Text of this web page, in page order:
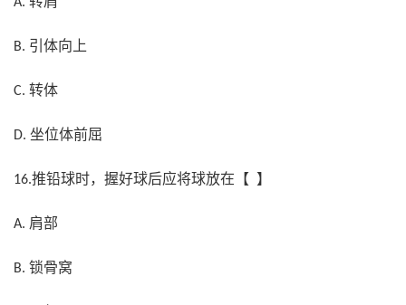
B. 引体向上
C. 转体
D. 坐位体前屈
16.推铅球时，握好球后应将球放在【 】
A. 肩部
B. 锁骨窝